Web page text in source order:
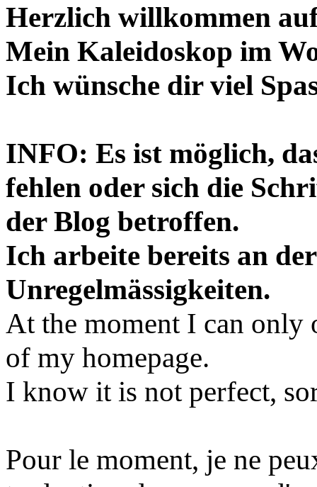
Herzlich willkommen
Mein Kaleidoskop im
Ich wünsche dir viel
INFO: Es ist möglich,
fehlen oder sich die
der Blog betroffen.
Ich arbeite bereits an
Unregelmässigkeiten.
At the moment I can only
of my homepage.
I know it is not perfect,
Pour le moment, je ne